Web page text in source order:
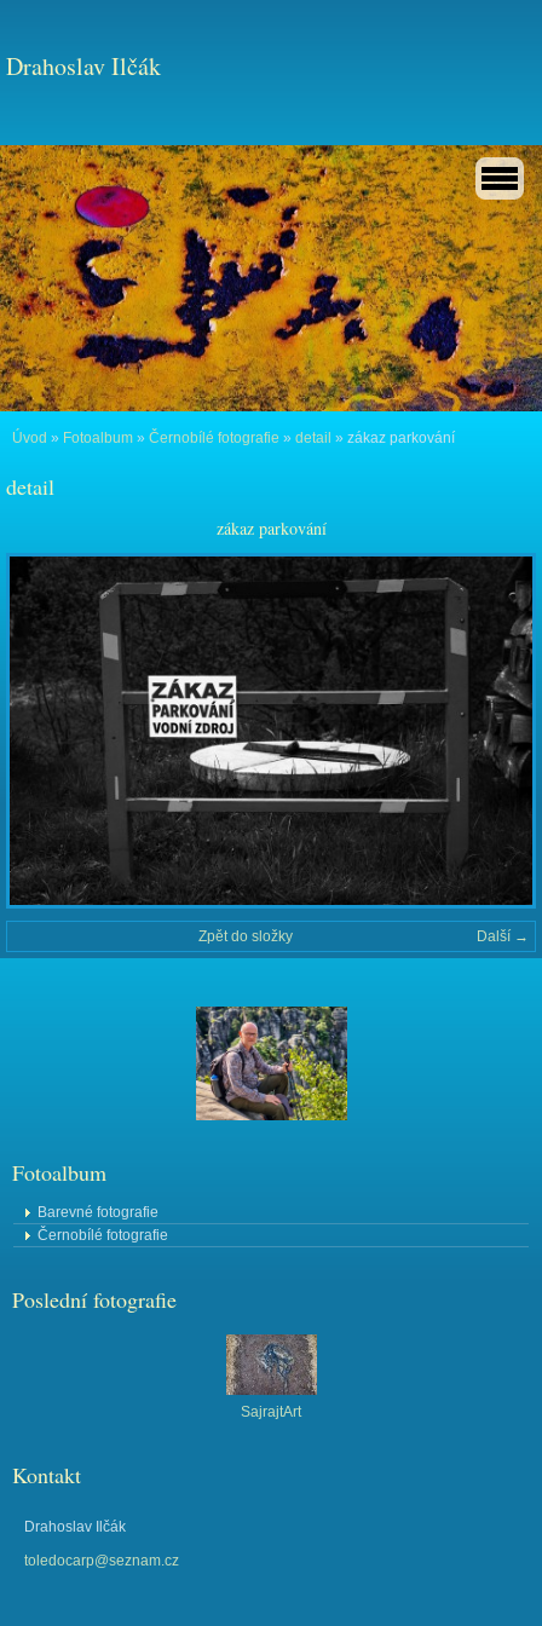
Drahoslav Ilčák
Úvod » Fotoalbum » Černobílé fotografie » detail » zákaz parkování
detail
zákaz parkování
Další →
Zpět do složky
Fotoalbum
Barevné fotografie
Černobílé fotografie
Poslední fotografie
SajrajtArt
Kontakt
Drahoslav Ilčák
toledocarp@seznam.cz